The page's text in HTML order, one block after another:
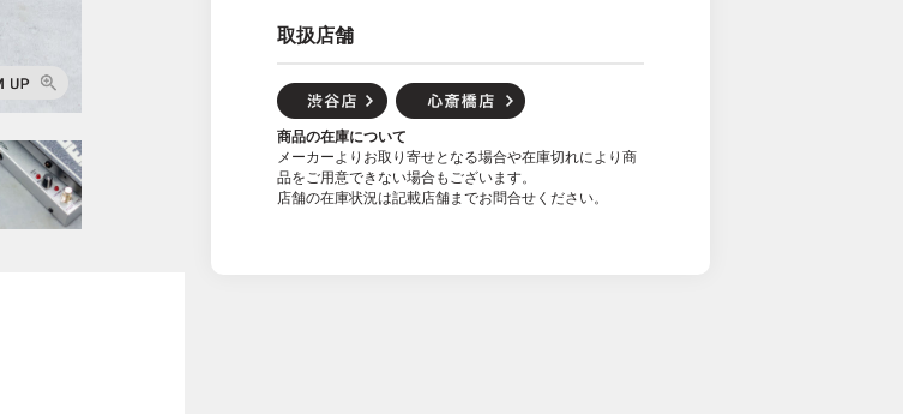
取扱店舗
商品の在庫について
メーカーよりお取り寄せとなる場合や在庫切れにより商
品をご用意できない場合もございます。
店舗の在庫状況は記載店舗までお問合せください。